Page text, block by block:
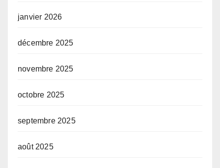
janvier 2026
décembre 2025
novembre 2025
octobre 2025
septembre 2025
août 2025